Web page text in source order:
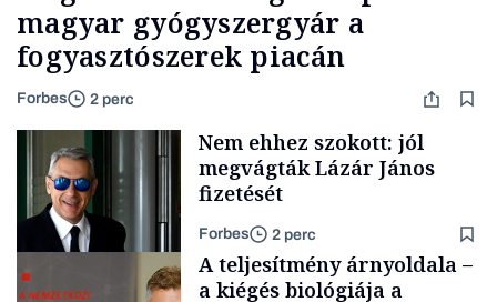
magyar gyógyszergyár a
fogyasztószerek piacán
Forbes 2 perc
Nem ehhez szokott: jól
megvágták Lázár János
fizetését
Forbes 2 perc
A teljesítmény árnyoldala –
a kiégés biológiája a